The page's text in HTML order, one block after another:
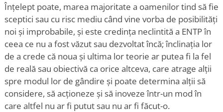
Înțelept poate, marea majoritate a oamenilor tind să fie
sceptici sau cu risc mediu când vine vorba de posibilități
noi și improbabile, și este credința neclintită a ENTP în
ceea ce nu a fost văzut sau dezvoltat încă; înclinația lor
de a crede că noua și ultima lor teorie ar putea fi la fel
de reală sau obiectivă ca orice altceva, care atrage alții
spre modul lor de gândire și poate determina alții să
considere, să acționeze și să inoveze într-un mod în
care altfel nu ar fi putut sau nu ar fi făcut-o.